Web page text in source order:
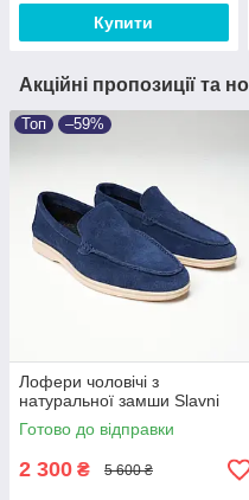
Купити
Акційні пропозиції та
Топ –59%
Лофери чоловічі з
натуральної замши Slavni
Готово до відправки
2 300 ₴ 5 600 ₴